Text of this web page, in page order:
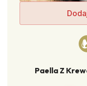
Paella Z